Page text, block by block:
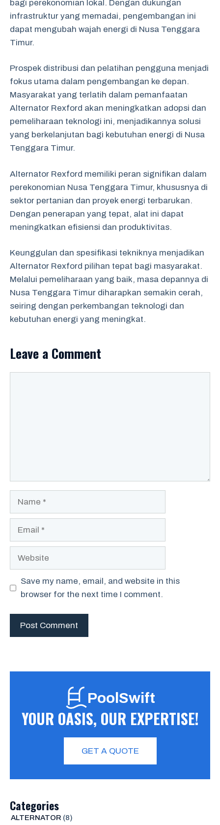
bagi perekonomian lokal. Dengan dukungan
infrastruktur yang memadai, pengembangan ini
dapat mengubah wajah energi di Nusa Tenggara
Timur.
Prospek distribusi dan pelatihan pengguna menjadi
fokus utama dalam pengembangan ke depan.
Masyarakat yang terlatih dalam pemanfaatan
Alternator Rexford akan meningkatkan adopsi dan
pemeliharaan teknologi ini, menjadikannya solusi
yang berkelanjutan bagi kebutuhan energi di Nusa
Tenggara Timur.
Alternator Rexford memiliki peran signifikan dalam
perekonomian Nusa Tenggara Timur, khususnya di
sektor pertanian dan proyek energi terbarukan.
Dengan penerapan yang tepat, alat ini dapat
meningkatkan efisiensi dan produktivitas.
Keunggulan dan spesifikasi tekniknya menjadikan
Alternator Rexford pilihan tepat bagi masyarakat.
Melalui pemeliharaan yang baik, masa depannya di
Nusa Tenggara Timur diharapkan semakin cerah,
seiring dengan perkembangan teknologi dan
kebutuhan energi yang meningkat.
Leave a Comment
Website
Save my name, email, and website in this
browser for the next time I comment.
PoolSwift
YOUR OASIS, OUR EXPERTISE!
GET A QUOTE
Categories
ALTERNATOR (8)